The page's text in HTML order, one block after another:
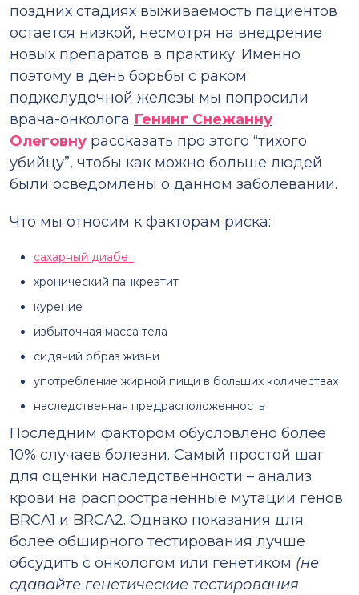
поздних стадиях выживаемость пациентов
остается низкой, несмотря на внедрение
новых препаратов в практику. Именно
поэтому в день борьбы с раком
поджелудочной железы мы попросили
врача-онколога Генинг Снежанну
Олеговну рассказать про этого “тихого
убийцу”, чтобы как можно больше людей
были осведомлены о данном заболевании.
Что мы относим к факторам риска:
сахарный диабет
хронический панкреатит
курение
избыточная масса тела
сидячий образ жизни
употребление жирной пищи в больших количествах
наследственная предрасположенность
Последним фактором обусловлено более
10% случаев болезни. Самый простой шаг
для оценки наследственности – анализ
крови на распространенные мутации генов
BRCA1 и BRCA2. Однако показания для
более обширного тестирования лучше
обсудить с онкологом или генетиком (не
сдавайте генетические тестирования